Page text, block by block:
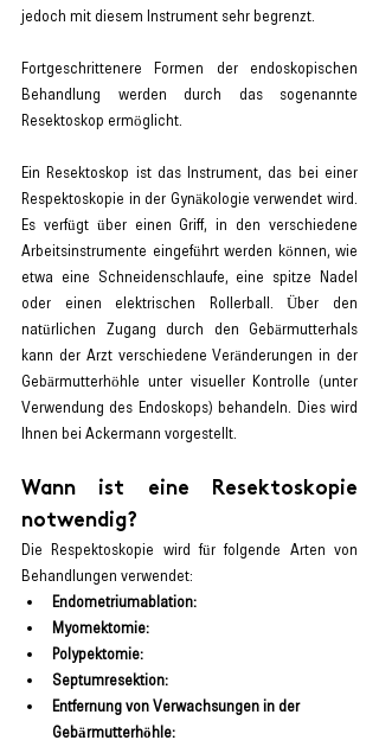
jedoch mit diesem Instrument sehr begrenzt.
Fortgeschrittenere Formen der endoskopischen
Behandlung werden durch das sogenannte
Resektoskop ermöglicht.
Ein Resektoskop ist das Instrument, das bei einer
Respektoskopie in der Gynäkologie verwendet wird.
Es verfügt über einen Griff, in den verschiedene
Arbeitsinstrumente eingeführt werden können, wie
etwa eine Schneidenschlaufe, eine spitze Nadel
oder einen elektrischen Rollerball. Über den
natürlichen Zugang durch den Gebärmutterhals
kann der Arzt verschiedene Veränderungen in der
Gebärmutterhöhle unter visueller Kontrolle (unter
Verwendung des Endoskops) behandeln. Dies wird
Ihnen bei Ackermann vorgestellt.
Wann ist eine Resektoskopie
notwendig?
Die Respektoskopie wird für folgende Arten von
Behandlungen verwendet:
Endometriumablation:
Myomektomie:
Polypektomie:
Septumresektion:
Entfernung von Verwachsungen in der
Gebärmutterhöhle: